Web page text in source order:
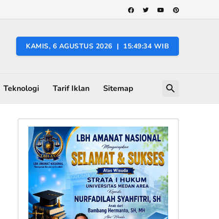
KAMIS, 6 AGUSTUS 2026 | 15:49:35 WIB
Teknologi Tarif Iklan Sitemap